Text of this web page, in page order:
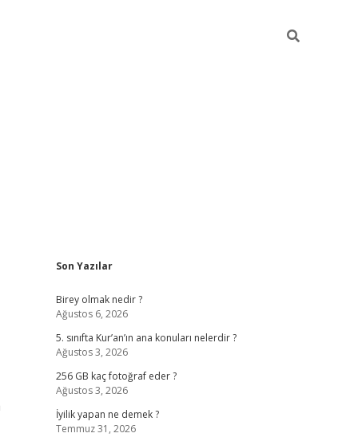
Sidebar
Son Yazılar
Birey olmak nedir ?
Ağustos 6, 2026
5. sınıfta Kur’an’ın ana konuları nelerdir ?
Ağustos 3, 2026
256 GB kaç fotoğraf eder ?
Ağustos 3, 2026
İyilik yapan ne demek ?
Temmuz 31, 2026